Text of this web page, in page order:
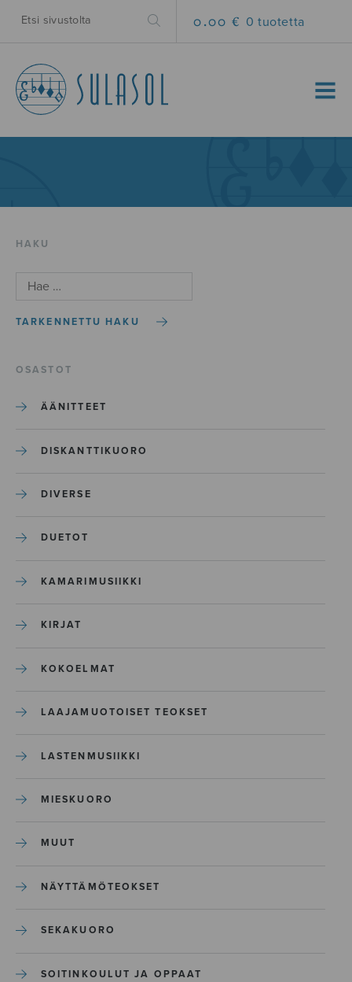
0.00 € 0 tuotetta
MENU
HAKU
TARKENNETTU HAKU
OSASTOT
ÄÄNITTEET
DISKANTTIKUORO
DIVERSE
DUETOT
KAMARIMUSIIKKI
KIRJAT
KOKOELMAT
LAAJAMUOTOISET TEOKSET
LASTENMUSIIKKI
MIESKUORO
MUUT
NÄYTTÄMÖTEOKSET
SEKAKUORO
SOITINKOULUT JA OPPAAT